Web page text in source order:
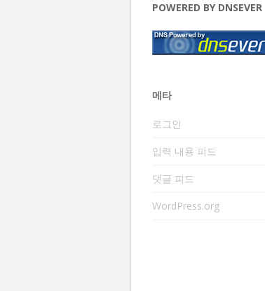
POWERED BY DNSEVER
메타
로그인
입력 내용 피드
댓글 피드
WordPress.org